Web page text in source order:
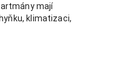
mají
klimatizaci,